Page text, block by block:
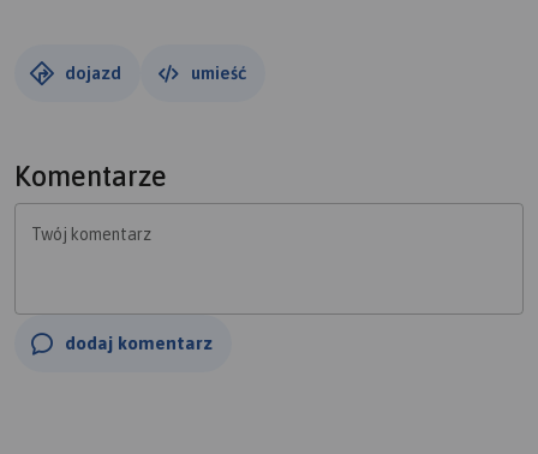
dojazd umieść
Komentarze
Twój komentarz
dodaj komentarz